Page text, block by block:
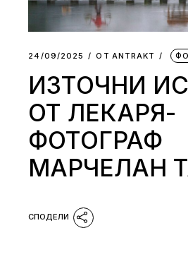
24/09/2025 ОТ АNTRAKT
ИЗТОЧНИ
ОТ ЛЕКАРЯ-
ФОТОГРАФ
МАРЧЕЛАН